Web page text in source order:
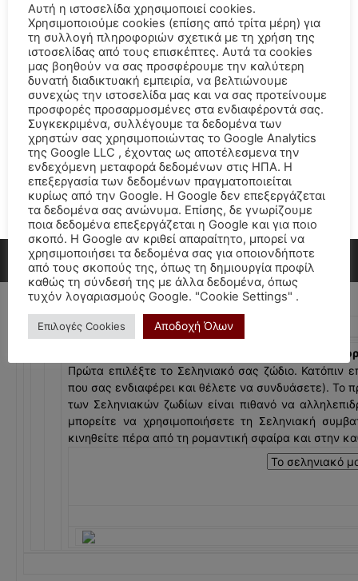
Τα φεγγάρια του Έρωτα- Ερωτική Σεληνιακή συμβατότητα
Για να
Πρώτα επιλέξτε το Σεληνιακό σας ζώδιο. Κατόπιν
που σας ενδιαφέρει και θέλετε να συνδυάσετε). Το
των Σεληνιακών ζωδίων είναι πιθανό να
μπορείτε να χρησιμοποιήσετε τη Σεληνιακή
κινηθείτε πέρα από τη ρομαντική σφαίρα και στην
Αυτή η ιστοσελίδα χρησιμοποιεί cookies.
Χρησιμοποιούμε cookies (επίσης από τρίτα μέρη) για
τη συλλογή πληροφοριών σχετικά με τη χρήση της
ιστοσελίδας από τους επισκέπτες. Αυτά τα cookies
μας βοηθούν να σας προσφέρουμε την καλύτερη
δυνατή διαδικτυακή εμπειρία, να βελτιώνουμε
συνεχώς την ιστοσελίδα μας και να σας προτείνουμε
προσφορές προσαρμοσμένες στα ενδιαφέροντά σας.
Συγκεκριμένα, συλλέγουμε τα δεδομένα των
χρηστών σας χρησιμοποιώντας το Google Analytics
της Google LLC , έχοντας ως αποτέλεσμενα την
ενδεχόμενη μεταφορά δεδομένων στις ΗΠΑ. Η
επεξεργασία των δεδομένων πραγματοποιείται
κυρίως από την Google. Η Google δεν επεξεργάζεται
τα δεδομένα σας ανώνυμα. Επίσης, δε γνωρίζουμε
ποια δεδομένα επεξεργάζεται η Google και για ποιο
σκοπό. Η Google αν κριθεί απαραίτητο, μπορεί να
χρησιμοποιήσει τα δεδομένα σας για οποιονδήποτε
από τους σκοπούς της, όπως τη δημιουργία προφίλ
καθώς τη σύνδεσή της με άλλα δεδομένα, όπως
τυχόν λογαριασμούς Google. "Cookie Settings" .
Επιλογές Cookies Αποδοχή Όλων